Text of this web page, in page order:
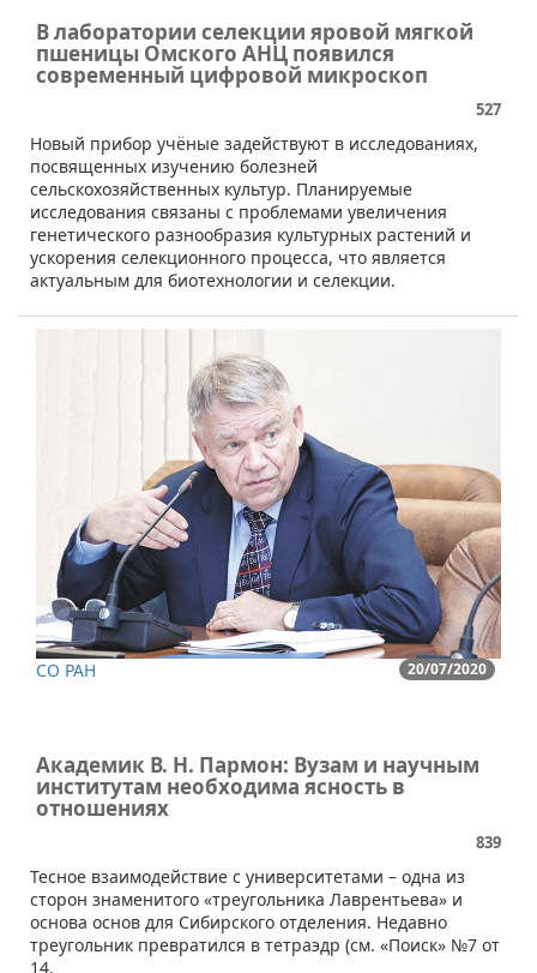
В лаборатории селекции яровой мягкой
пшеницы Омского АНЦ появился
современный цифровой микроскоп
527
​Новый прибор учёные задействуют в исследованиях,
посвященных изучению болезней
сельскохозяйственных культур. Планируемые
исследования связаны с проблемами увеличения
генетического разнообразия культурных растений и
ускорения селекционного процесса, что является
актуальным для биотехнологии и селекции.
20/07/2020
СО РАН
Академик В. Н. Пармон: Вузам и научным
институтам необходима ясность в
отношениях
839
​​Тесное взаимодействие с университетами – одна из
сторон знаменитого «треугольника Лаврентьева» и
основа основ для Сибирского отделения. Недавно
треугольник превратился в тетраэдр (см. «Поиск» №7 от
14.